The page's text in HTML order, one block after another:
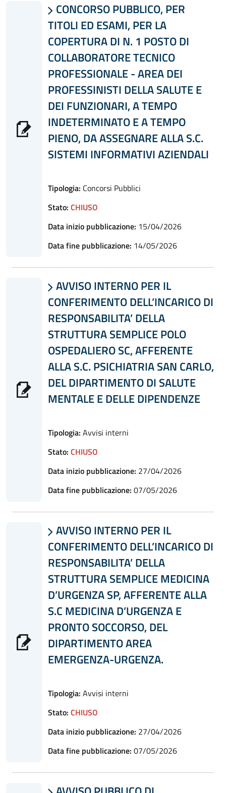
 CONCORSO PUBBLICO, PER
TITOLI ED ESAMI, PER LA
COPERTURA DI N. 1 POSTO DI
COLLABORATORE TECNICO
PROFESSIONALE - AREA DEI
PROFESSINISTI DELLA SALUTE E
DEI FUNZIONARI, A TEMPO
INDETERMINATO E A TEMPO
PIENO, DA ASSEGNARE ALLA S.C.
SISTEMI INFORMATIVI AZIENDALI
Tipologia: Concorsi Pubblici
Stato: CHIUSO
Data inizio pubblicazione: 15/04/2026
Data fine pubblicazione: 14/05/2026
 AVVISO INTERNO PER IL
CONFERIMENTO DELL’INCARICO DI
RESPONSABILITA’ DELLA
STRUTTURA SEMPLICE POLO
OSPEDALIERO SC, AFFERENTE
ALLA S.C. PSICHIATRIA SAN CARLO,
DEL DIPARTIMENTO DI SALUTE
MENTALE E DELLE DIPENDENZE
Tipologia: Avvisi interni
Stato: CHIUSO
Data inizio pubblicazione: 27/04/2026
Data fine pubblicazione: 07/05/2026
 AVVISO INTERNO PER IL
CONFERIMENTO DELL’INCARICO DI
RESPONSABILITA’ DELLA
STRUTTURA SEMPLICE MEDICINA
D’URGENZA SP, AFFERENTE ALLA
S.C MEDICINA D’URGENZA E
PRONTO SOCCORSO, DEL
DIPARTIMENTO AREA
EMERGENZA-URGENZA.
Tipologia: Avvisi interni
Stato: CHIUSO
Data inizio pubblicazione: 27/04/2026
Data fine pubblicazione: 07/05/2026